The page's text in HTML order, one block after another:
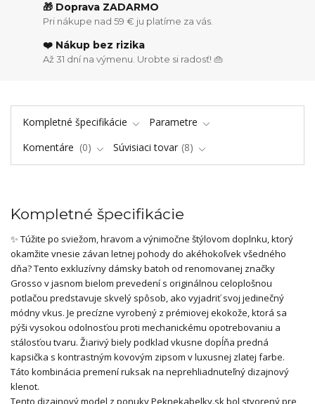
🎁 Doprava ZADARMO
Pri nákupe nad 59 € ju platíme za vás.
❤️ Nákup bez rizika
Až 31 dní na výmenu. Urobte si radosť! 👜
Kompletné špecifikácie
Parametre
Komentáre
0 Súvisiaci tovar 8
Kompletné špecifikácie
✨ Túžite po sviežom, hravom a výnimočne štýlovom doplnku, ktorý
okamžite vnesie závan letnej pohody do akéhokoľvek všedného
dňa? Tento exkluzívny dámsky batoh od renomovanej značky
Grosso v jasnom bielom prevedení s originálnou celoplošnou
potlačou predstavuje skvelý spôsob, ako vyjadriť svoj jedinečný
módny vkus. Je precízne vyrobený z prémiovej ekokože, ktorá sa
pýši vysokou odolnosťou proti mechanickému opotrebovaniu a
stálosťou tvaru. Žiarivý biely podklad vkusne dopĺňa predná
kapsička s kontrastným kovovým zipsom v luxusnej zlatej farbe.
Táto kombinácia premení ruksak na neprehliadnuteľný dizajnový
klenot.
Tento dizajnový model z ponuky Peknekabelky.sk bol stvorený pre